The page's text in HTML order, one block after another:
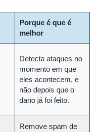
Porque é que é
melhor
Detecta ataques no
momento em que
eles acontecem, e
não depois que o
dano já foi feito.
Remove spam de